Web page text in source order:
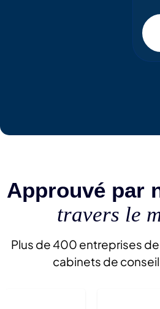
Approuvé par
travers le
Plus de 400 entreprises
cabinets de